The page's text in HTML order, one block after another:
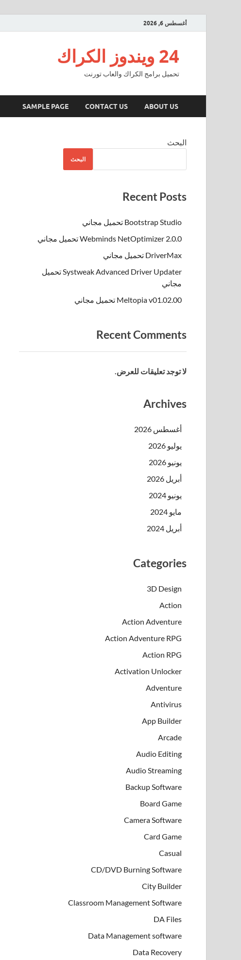
أغسطس 6, 2026
24 ويندوز الكراك
تحميل برامج الكراك والعاب تورنت
ABOUT US
CONTACT US
SAMPLE PAGE
البحث
البحث
Recent Posts
Bootstrap Studio تحميل مجاني
Webminds NetOptimizer 2.0.0 تحميل مجاني
DriverMax تحميل مجاني
Systweak Advanced Driver Updater تحميل
مجاني
Meltopia v01.02.00 تحميل مجاني
Recent Comments
لا توجد تعليقات للعرض.
Archives
أغسطس 2026
يوليو 2026
يونيو 2026
أبريل 2026
يونيو 2024
مايو 2024
أبريل 2024
Categories
3D Design
Action
Action Adventure
Action Adventure RPG
Action RPG
Activation Unlocker
Adventure
Antivirus
App Builder
Arcade
Audio Editing
Audio Streaming
Backup Software
Board Game
Camera Software
Card Game
Casual
CD/DVD Burning Software
City Builder
Classroom Management Software
DA Files
Data Management software
Data Recovery